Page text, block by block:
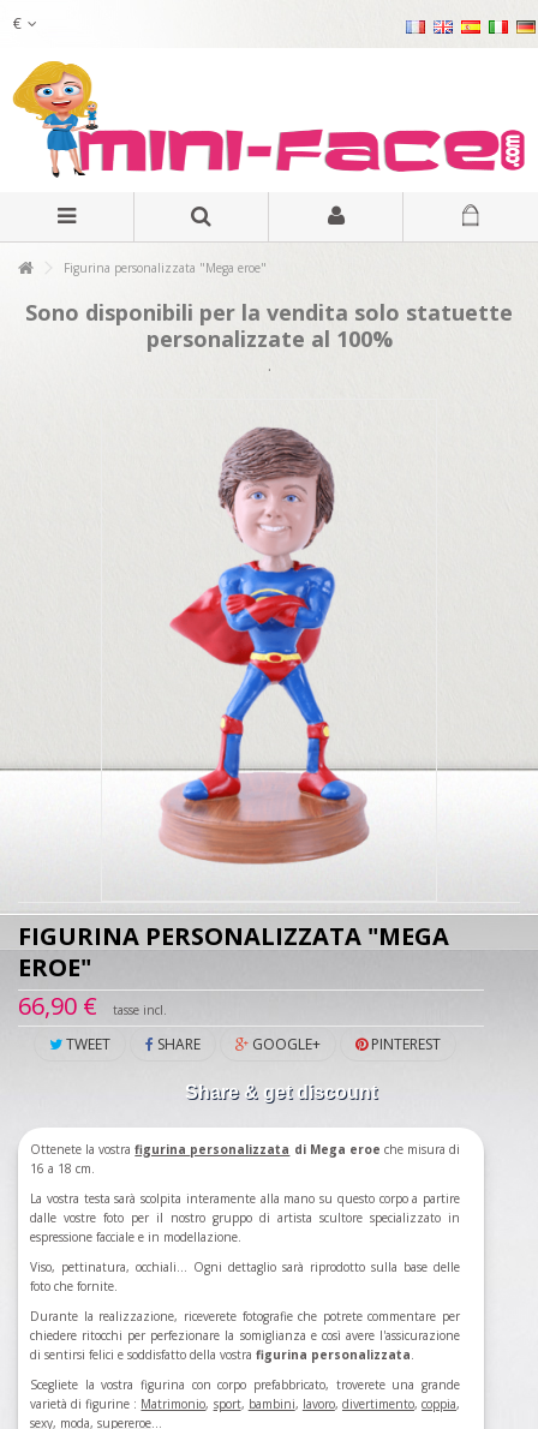
€
Figurina personalizzata "Mega eroe"
Sono disponibili per la vendita solo statuette
personalizzate al 100%
.
FIGURINA PERSONALIZZATA "MEGA
EROE"
66,90 €
tasse incl.
TWEET SHARE GOOGLE+ PINTEREST
Share & get discount
Ottenete la vostrafigurina personalizzata di Mega eroe che misura di
16 a 18 cm.
La vostra testa sarà scolpita interamente alla mano su questo corpo a partire
dalle vostre foto per il nostro gruppo di artista scultore specializzato in
espressione facciale e in modellazione.
Viso, pettinatura, occhiali... Ogni dettaglio sarà riprodotto sulla base delle
foto che fornite.
Durante la realizzazione, riceverete fotografie che potrete commentare per
chiedere ritocchi per perfezionare la somiglianza e così avere l'assicurazione
di sentirsi felici e soddisfatto della vostra figurina personalizzata.
Scegliete la vostra figurina con corpo prefabbricato, troverete una grande
varietà di figurine : Matrimonio, sport, bambini, lavoro, divertimento,coppia,
sexy, moda, supereroe...